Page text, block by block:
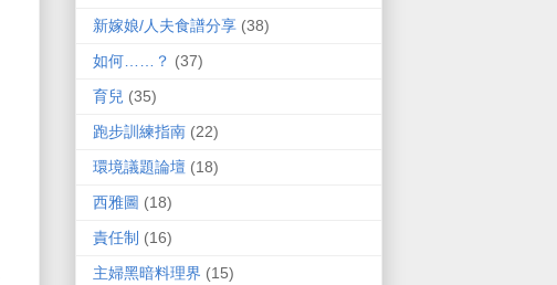
新嫁娘/人夫食譜分享 (38)
如何……？ (37)
育兒 (35)
跑步訓練指南 (22)
環境議題論壇 (18)
西雅圖 (18)
責任制 (16)
主婦黑暗料理界 (15)